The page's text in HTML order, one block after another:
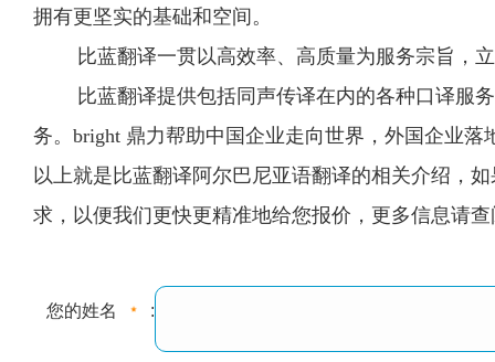
拥有更坚实的基础和空间。
比蓝翻译一贯以高效率、高质量为服务宗旨，立
比蓝翻译提供包括同声传译在内的各种口译服务
务。bright 鼎力帮助中国企业走向世界，外国企业落
以上就是比蓝翻译阿尔巴尼亚语翻译的相关介绍，
求，以便我们更快更精准地给您报价，更多信息请查
您的姓名 :